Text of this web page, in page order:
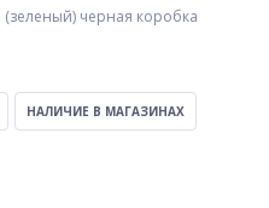
черная коробка
НАЛИЧИЕ В МАГАЗИНАХ